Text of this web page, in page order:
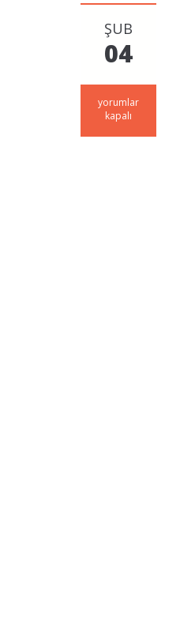
ŞUB
04
193
Sayılı
yorumlar
kapalı